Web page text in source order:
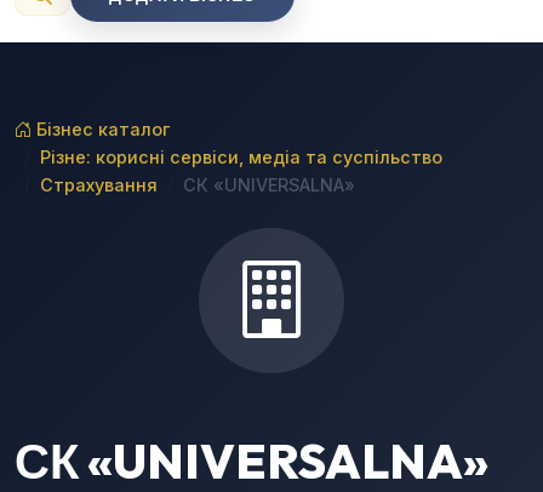
Бізнес каталог
Різне: корисні сервіси, медіа та суспільство
Страхування
СК «UNIVERSALNA»
СК «UNIVERSALNA»